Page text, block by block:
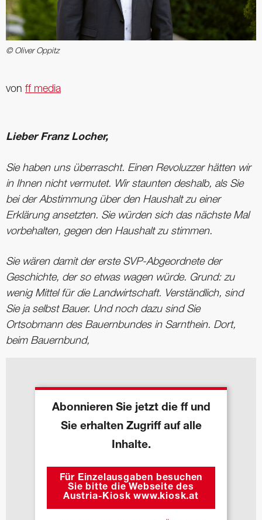
© Oliver Oppitz
von ff media
Lieber Franz Locher,
Sie haben uns überrascht. Einen Revoluzzer hätten wir
in Ihnen nicht vermutet. Wir staunten deshalb, als Sie
bei der Abstimmung über den Haushalt zu einer
Erklärung ansetzten. Sie würden sich das nächste Mal
vorbehalten, gegen den Haushalt zu stimmen.
Sie wären damit der erste SVP-Abgeordnete der
Geschichte, der so etwas wagen würde. Grund: zu
wenig Mittel für die Landwirtschaft. Verständlich, sind
Sie ja selbst Bauer. Und noch dazu sind Sie
Ortsobmann des Bauernbundes in Sarnthein. Dort,
beim Bauernbund,
Abonnieren Sie jetzt die ff und
Sie erhalten Zugriff auf alle
Inhalte.
Für Einzelausgaben besuchen
Sie bitte die Webseite des
Austria-Kiosk www.kiosk.at